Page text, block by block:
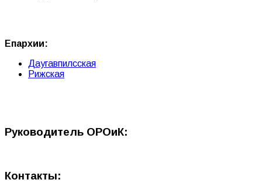
Епархии:
Даугавпилсская
Рижская
Руководитель ОРОиК:
Контакты: